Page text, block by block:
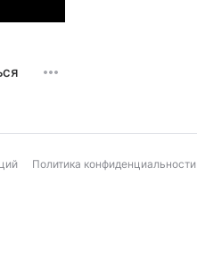
Политика конфиденциальности